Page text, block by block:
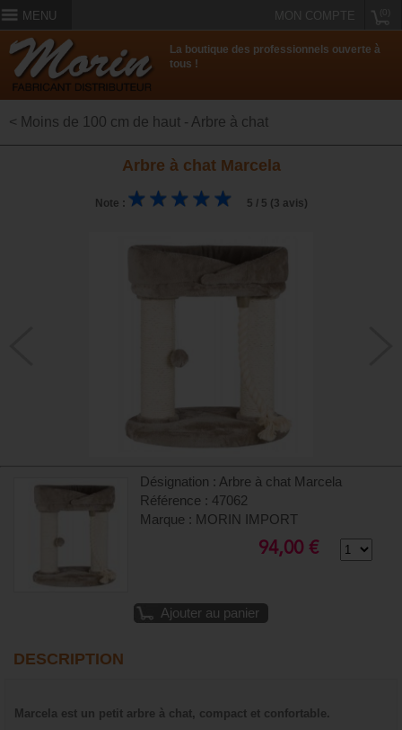
MENU MON COMPTE
La boutique des professionnels ouverte à
tous !
< Moins de 100 cm de haut - Arbre à chat
Arbre à chat Marcela
Note : 5 / 5 (3 avis)
Désignation : Arbre à chat Marcela
Référence : 47062
Marque : MORIN IMPORT
94,00 €
Ajouter au panier
DESCRIPTION
Marcela est un petit arbre à chat, compact et confortable.